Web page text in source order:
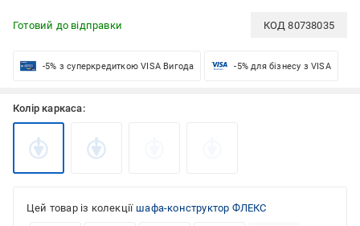
Готовий до відправки КОД80738035
-5% з суперкредиткою VISA Вигода -5% для бізнесу з VISA
Колір каркаса:
Цей товар із колекції шафа-конструктор ФЛЕКС